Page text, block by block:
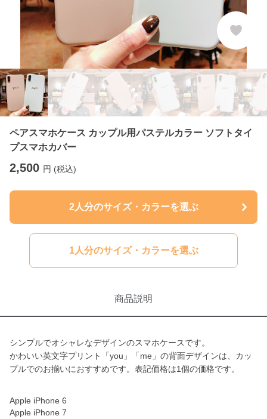
ペアスマホケース カップル用パステルカラー ソフトタイ
プスマホカバー
2,500 円 (税込)
2人分のサイズ・カラーを選ぶ
1人分のサイズ・カラーを選ぶ
商品説明
シンプルでオシャレなデザインのスマホケースです。
かわいい英文字プリント「you」「me」の背面デザインは、カッ
プルでのお揃いにおすすめです。表記価格は1個の価格です。
Apple iPhone 6
Apple iPhone 7